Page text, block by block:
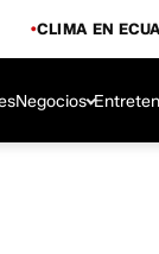
CLIMA EN
Negocios